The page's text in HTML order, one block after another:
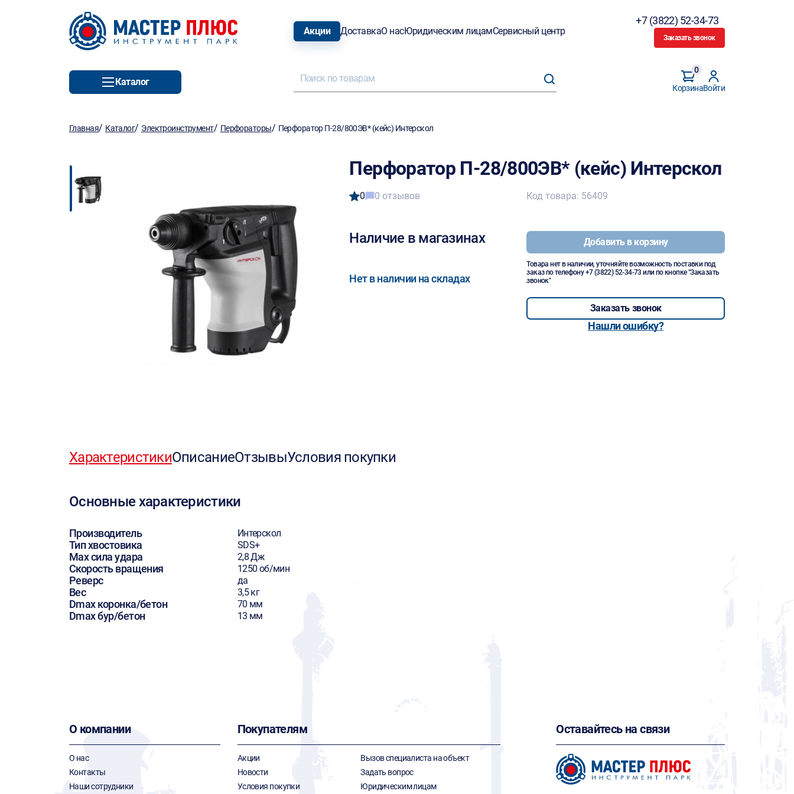
Акции ДоставкаО насЮридическим лицамСервисный центр
+7 (3822) 52-34-73
Заказать звонок
Каталог
Корзина
0
Войти
Главная/ Каталог/ Электроинструмент/ Перфораторы/ Перфоратор П-28/800ЭВ* (кейс) Интерскол
Перфоратор П-28/800ЭВ* (кейс) Интерскол
0 0 отзывов
Наличие в магазинах
Нет в наличии на складах
Код товара: 56409
Добавить в корзину
Товара нет в наличии, уточняйте возможность поставки под
заказ по телефону+7 (3822) 52-34-73 или по кнопке "Заказать
звонок"
Заказать звонок
Нашли ошибку?
ХарактеристикиОписаниеОтзывыУсловия покупки
Основные характеристики
Производитель Интерскол
Тип хвостовика SDS+
Max сила удара 2,8 Дж
Скорость вращения 1250 об/мин
Реверс да
Вес 3,5 кг
Dmax коронка/бетон 70 мм
Dmax бур/бетон 13 мм
О компании
О нас
Контакты
Наши сотрудники
Покупателям
Акции
Новости
Условия покупки
Вызов специалиста на объект
Задать вопрос
Юридическим лицам
Оставайтесь на связи